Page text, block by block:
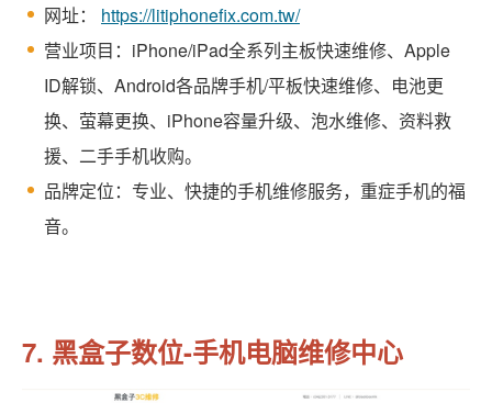
网址： https://litiphonefix.com.tw/
营业项目：iPhone/iPad全系列主板快速维修、Apple
ID解锁、Android各品牌手机/平板快速维修、电池更
换、萤幕更换、iPhone容量升级、泡水维修、资料救
援、二手手机收购。
品牌定位：专业、快捷的手机维修服务，重症手机的福
音。
7. 黑盒子数位-手机电脑维修中心